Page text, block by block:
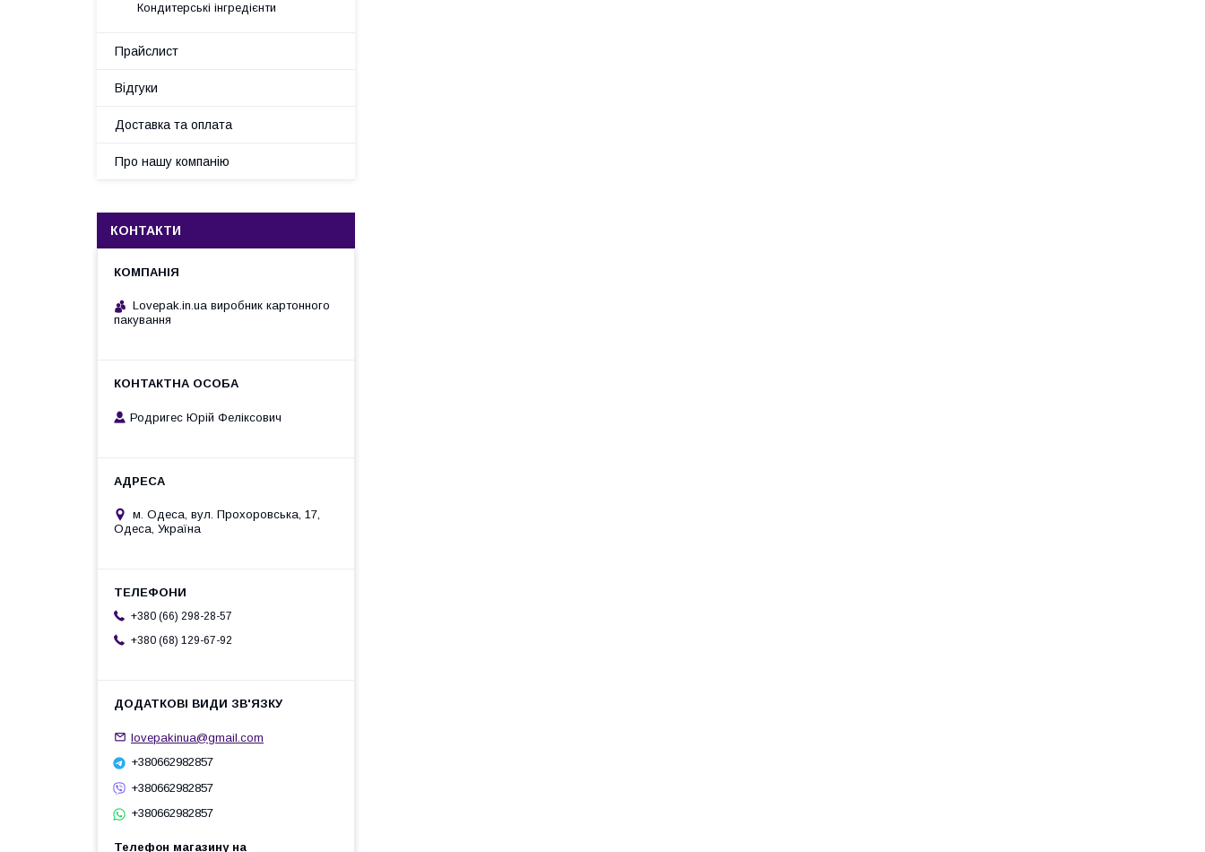
Кондитерські інгредієнти
Прайслист
Відгуки
Доставка та оплата
Про нашу компанію
КОНТАКТИ
Lovepak.in.ua виробник картонного
пакування
Родригес Юрій Феліксович
м. Одеса, вул. Прохоровська, 17,
Одеса, Україна
+380 (66) 298-28-57
+380 (68) 129-67-92
lovepakinua@gmail.com
+380662982857
+380662982857
+380662982857
Телефон магазину на